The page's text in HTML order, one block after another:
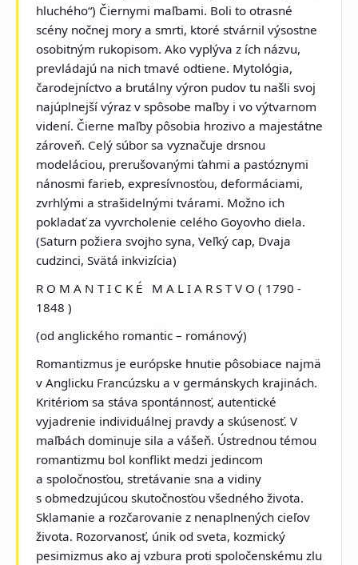
hluchého“) Čiernymi maľbami. Boli to otrasné
scény nočnej mory a smrti, ktoré stvárnil výsostne
osobitným rukopisom. Ako vyplýva z ích názvu,
prevládajú na nich tmavé odtiene. Mytológia,
čarodejníctvo a brutálny výron pudov tu našli svoj
najúplnejší výraz v spôsobe maľby i vo výtvarnom
videní. Čierne maľby pôsobia hrozivo a majestátne
zároveň. Celý súbor sa vyznačuje drsnou
modeláciou, prerušovanými ťahmi a pastóznymi
nánosmi farieb, expresívnosťou, deformáciami,
zvrhlými a strašidelnými tvárami. Možno ich
pokladať za vyvrcholenie celého Goyovho diela.
(Saturn požiera svojho syna, Veľký cap, Dvaja
cudzinci, Svätá inkvizícia)
R O M A N T I C K É M A L I A R S T V O( 1790 -
1848 )
(od anglického romantic – románový)
Romantizmus je európske hnutie pôsobiace najmä
v Anglicku Francúzsku a v germánskych krajinách.
Kritériom sa stáva spontánnosť, autentické
vyjadrenie individuálnej pravdy a skúsenosť. V
maľbách dominuje sila a vášeň. Ústrednou témou
romantizmu bol konflikt medzi jedincom
a spoločnosťou, stretávanie sna a vidiny
s obmedzujúcou skutočnosťou všedného života.
Sklamanie a rozčarovanie z nenaplnených cieľov
života. Rozorvanosť, únik od sveta, kozmický
pesimizmus ako aj vzbura proti spoločenskému zlu